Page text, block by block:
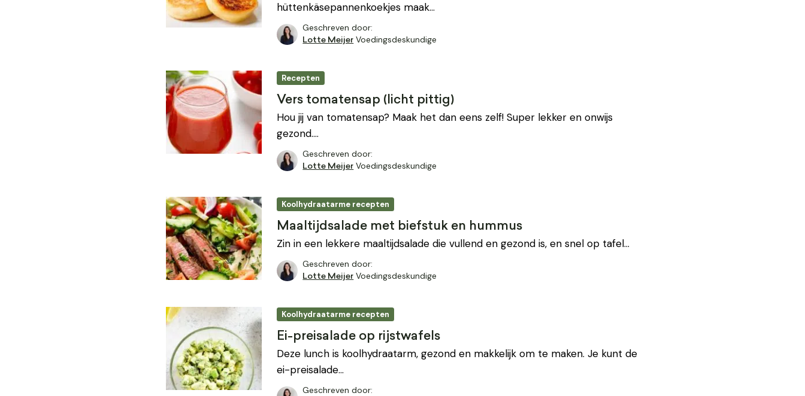
hüttenkäsepannenkoekjes maak…
Geschreven door:
Lotte Meijer Voedingsdeskundige
Recepten
Vers tomatensap (licht pittig)
Hou jij van tomatensap? Maak het dan eens zelf! Super lekker en onwijs
gezond.…
Geschreven door:
Lotte Meijer Voedingsdeskundige
Koolhydraatarme recepten
Maaltijdsalade met biefstuk en hummus
Zin in een lekkere maaltijdsalade die vullend en gezond is, en snel op tafel…
Geschreven door:
Lotte Meijer Voedingsdeskundige
Koolhydraatarme recepten
Ei-preisalade op rijstwafels
Deze lunch is koolhydraatarm, gezond en makkelijk om te maken. Je kunt de
ei-preisalade…
Geschreven door: